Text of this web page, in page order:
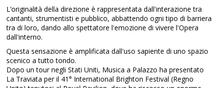
L’originalità della direzione è rappresentata dall'interazione tra
cantanti, strumentisti e pubblico, abbattendo ogni tipo di barriera
tra di loro, dando allo spettatore l'emozione di vivere l'Opera
dall'interno.
Questa sensazione è amplificata dall'uso sapiente di uno spazio
scenico a tutto tondo.
Dopo un tour negli Stati Uniti, Musica a Palazzo ha presentato
La Traviata per il 41° International Brighton Festival (Regno